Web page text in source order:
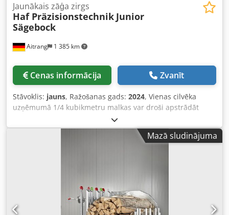
Aitrang 1 385 km
Jaunākais zāģa zirgs
Haf Präzisionstechnik Junior
Sägebock
Cenas informācija Zvanīt
Stāvoklis: jauns, Ražošanas gads: 2024, Vienas cilvēka
uzņēmumā 1/4 kubikmetru malkas var droši apstrādāt
dažu minūšu laikā. Mēs iesakām izmantot motorzāģus ar
jaudu 2,5 kW. Dcedpfxofnxnxe Ag Aek Junior zāģa statīvs
aprīkots ar ķerru riteņiem. Iekļauta vadotne un 1 ķēde.
Mazā sludinājuma